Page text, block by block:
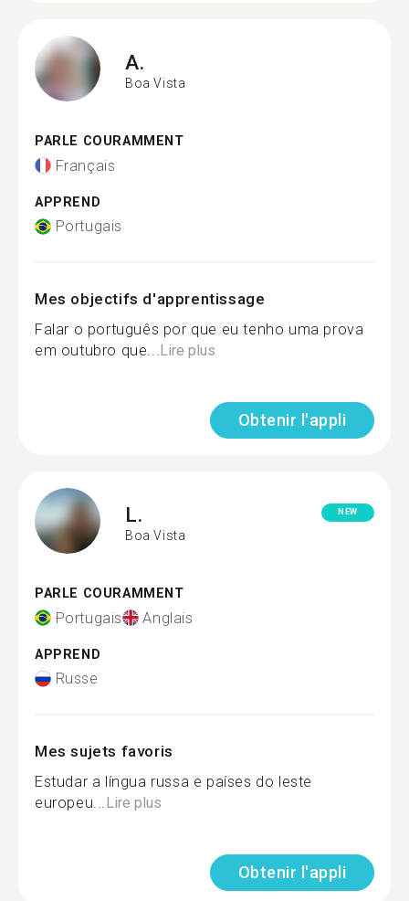
A.
Boa Vista
PARLE COURAMMENT
Français
APPREND
Portugais
Mes objectifs d'apprentissage
Falar o português por que eu tenho uma prova
em outubro que...Lire plus
Obtenir l'appli
L.
Boa Vista
NEW
PARLE COURAMMENT
Portugais Anglais
APPREND
Russe
Mes sujets favoris
Estudar a língua russa e países do leste
europeu...Lire plus
Obtenir l'appli